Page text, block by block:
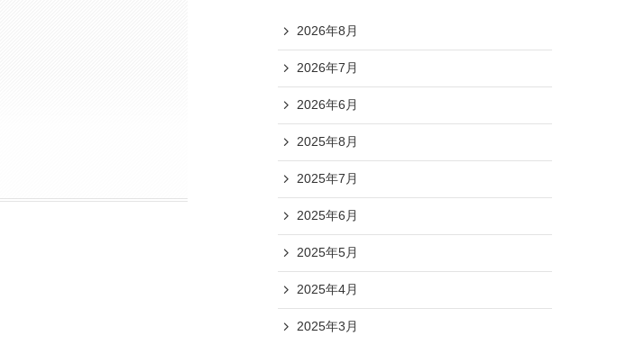
2026年8月
2026年7月
2026年6月
2025年8月
2025年7月
2025年6月
2025年5月
2025年4月
2025年3月